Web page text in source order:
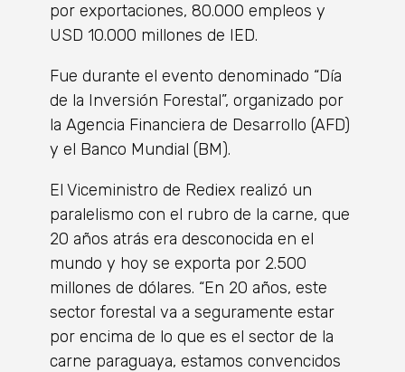
por exportaciones, 80.000 empleos y
USD 10.000 millones de IED.
Fue durante el evento denominado “Día
de la Inversión Forestal”, organizado por
la Agencia Financiera de Desarrollo (AFD)
y el Banco Mundial (BM).
El Viceministro de Rediex realizó un
paralelismo con el rubro de la carne, que
20 años atrás era desconocida en el
mundo y hoy se exporta por 2.500
millones de dólares. “En 20 años, este
sector forestal va a seguramente estar
por encima de lo que es el sector de la
carne paraguaya, estamos convencidos